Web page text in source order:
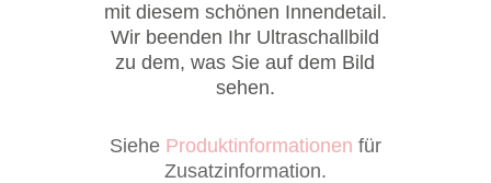
mit diesem schönen Innendetail.
Wir beenden Ihr Ultraschallbild
zu dem, was Sie auf dem Bild
sehen.
Siehe Produktinformationen für
Zusatzinformation.